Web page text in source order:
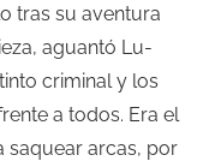
tras su aventura
aguantó Lu-
criminal y los
a todos. Era el
saquear arcas, por